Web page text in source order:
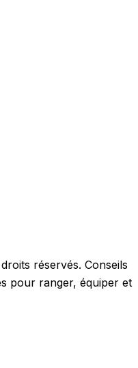
réservés. Conseils
pour ranger, équiper et